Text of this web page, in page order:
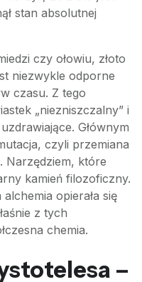
stan absolutnej
czy ołowiu, złoto
niezwykle odporne
czasu. Z tego
„niezniszczalny” i
Głównym
czyli przemiana
Narzędziem, które
kamień filozoficzny.
opierała się
z tych
chemia.
–